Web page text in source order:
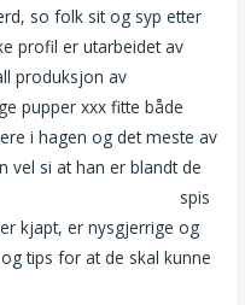
so folk sit og syp etter
profil er utarbeidet av
produksjon av
pupper xxx fitte både
i hagen og det meste av
vel si at han er blandt de
spis
kjapt, er nysgjerrige og
tips for at de skal kunne